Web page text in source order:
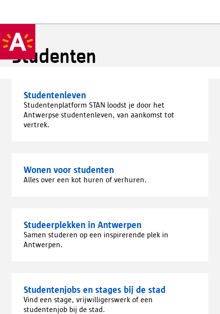
Studenten
Studentenleven
Studentenplatform STAN loodst je door het
Antwerpse studentenleven, van aankomst tot
vertrek.
Wonen voor studenten
Alles over een kot huren of verhuren.
Studeerplekken in Antwerpen
Samen studeren op een inspirerende plek in
Antwerpen.
Studentenjobs en stages bij de stad
Vind een stage, vrijwilligerswerk of een
studentenjob bij de stad.